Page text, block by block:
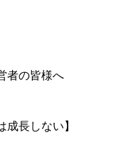
者の皆様へ
成長しない】